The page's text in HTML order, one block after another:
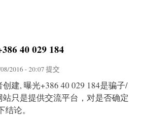
40 029 184
2016 - 20:07 提交
建, 曝光+386 40 029 184是骗子/
只是提供交流平台，对是否确定
论。